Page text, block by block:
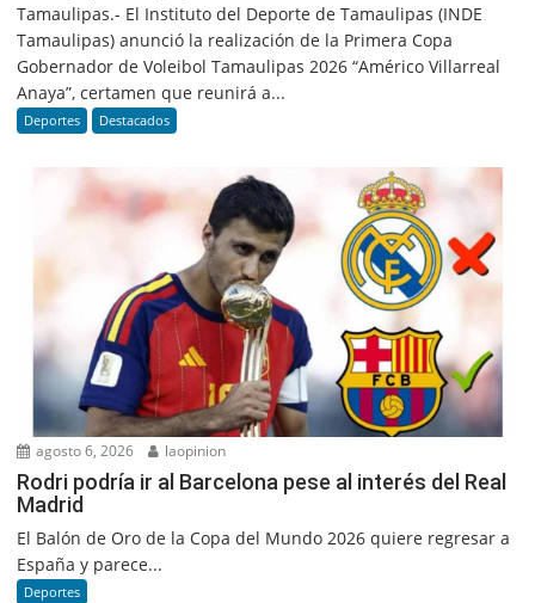
Tamaulipas.- El Instituto del Deporte de Tamaulipas (INDE
Tamaulipas) anunció la realización de la Primera Copa
Gobernador de Voleibol Tamaulipas 2026 “Américo Villarreal
Anaya”, certamen que reunirá a...
Deportes Destacados
agosto 6, 2026 laopinion
Rodri podría ir al Barcelona pese al interés del Real
Madrid
El Balón de Oro de la Copa del Mundo 2026 quiere regresar a
España y parece...
Deportes